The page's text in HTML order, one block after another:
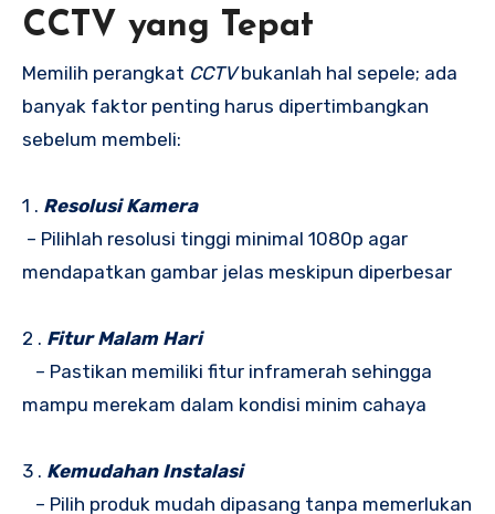
CCTV yang Tepat
Memilih perangkat CCTVbukanlah hal sepele; ada
banyak faktor penting harus dipertimbangkan
sebelum membeli:
1 . Resolusi Kamera
– Pilihlah resolusi tinggi minimal 1080p agar
mendapatkan gambar jelas meskipun diperbesar
2 . Fitur Malam Hari
– Pastikan memiliki fitur inframerah sehingga
mampu merekam dalam kondisi minim cahaya
3 . Kemudahan Instalasi
– Pilih produk mudah dipasang tanpa memerlukan